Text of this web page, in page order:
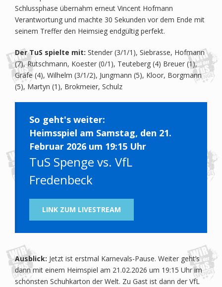
Schlussphase übernahm erneut Vincent Hofmann
Verantwortung und machte 30 Sekunden vor dem Ende mit
seinem Treffer den Heimsieg endgültig perfekt.
Der TuS spielte mit: Stender (3/1/1), Siebrasse, Hofmann
(7), Rutschmann, Koester (0/1), Teuteberg (4) Breuer (1),
Gräfe (4), Wilhelm (3/1/2), Jungmann (5), Kloor, Borgmann
(5), Martyn (1), Brokmeier, Schulz
So geht's weiter:
Heimsspiel am Samstag, den 21.
Februar 2026 um 19:15 Uhr
TuS Spenge vs. VfL
Fredenbeck
LINK ZUM LIVESTREAM
Ausblick: Jetzt ist erstmal Karnevals-Pause. Weiter geht’s
dann mit einem Heimspiel am 21.02.2026 um 19:15 Uhr im
schönsten Schuhkarton der Welt. Zu Gast ist dann der VfL